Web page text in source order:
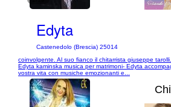
Edyta
Castenedolo (Brescia) 25014
coinvolgente. Al suo fianco il chitarrista giuseppe
Edyta kaminska musica per matrimoni- Edyta
vostra vita con musiche emozionanti e...